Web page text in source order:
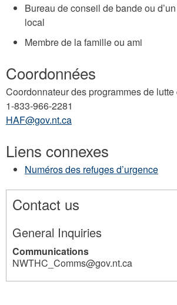
Bureau de conseil de bande ou
local
Membre de la famille ou ami
Coordonnées
Coordonnateur des programmes de lutte
1-833-966-2281
HAF@gov.nt.ca
Liens connexes
Numéros des refuges d’urgence
Contact us
General Inquiries
Communications
NWTHC_Comms@gov.nt.ca
35